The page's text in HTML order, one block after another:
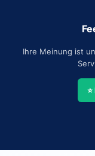
Ihre Meinung ist